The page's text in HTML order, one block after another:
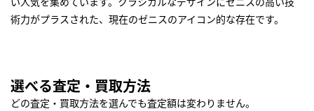
術力がプラスされた、現在のゼニスのアイコン的な存在です。
選べる査定・買取方法
どの査定・買取方法を選んでも査定額は変わりません。